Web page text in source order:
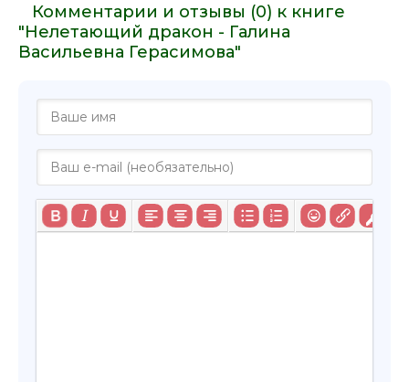
Комментарии и отзывы (0) к книге
"Нелетающий дракон - Галина
Васильевна Герасимова"